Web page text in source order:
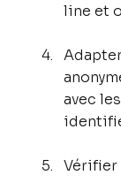
line et
avec
Vérifier